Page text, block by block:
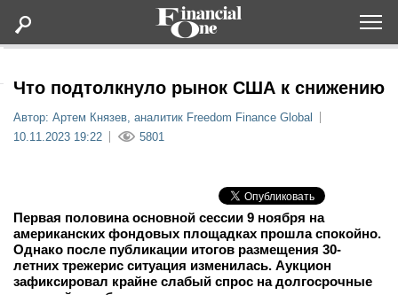
Статьи
Lifestyle
Мероприятия
Что подтолкнуло рынок США к снижению
Автор: Артем Князев, аналитик Freedom Finance Global
10.11.2023 19:22
5801
Первая половина основной сессии 9 ноября на
американских фондовых площадках прошла спокойно.
Однако после публикации итогов размещения 30-
летних трежерис ситуация изменилась. Аукцион
зафиксировал крайне слабый спрос на долгосрочные